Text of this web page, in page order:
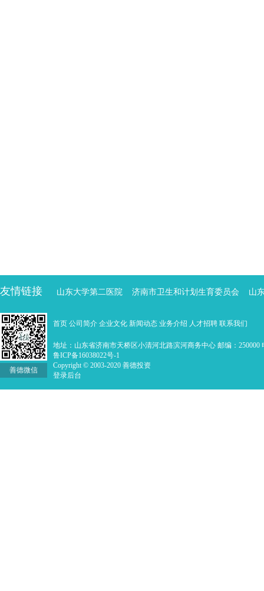
友情链接 山东大学第二医院 济南市卫生和计划生育委员会 山
善德微信
首页 公司简介 企业文化 新闻动态 业务介绍 人才招聘 联系我们
地址：山东省济南市天桥区小清河北路滨河商务中心 邮编：250000
鲁ICP备16038022号-1
Copyright © 2003-2020 善德投资
登录后台